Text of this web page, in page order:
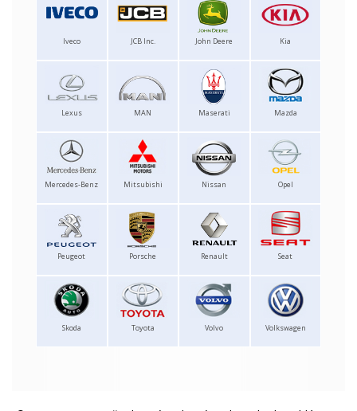
Iveco JCB Inc. John Deere Kia
Lexus MAN Maserati Mazda
Mercedes-Benz Mitsubishi Nissan Opel
Peugeot Porsche Renault Seat
Skoda Toyota Volvo Volkswagen